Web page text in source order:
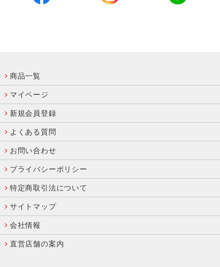
商品一覧
マイページ
新規会員登録
よくある質問
お問い合わせ
プライバシーポリシー
特定商取引法について
サイトマップ
会社情報
直営店舗の案内